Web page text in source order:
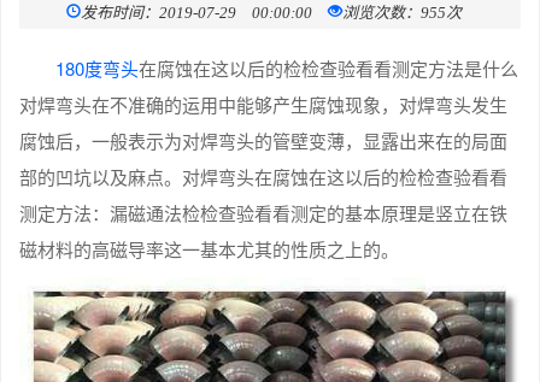
发布时间：2019-07-29 00:00:00 浏览次数：955次
180度弯头在腐蚀在这以后的检检查验看看测定方法是什么
对焊弯头在不准确的运用中能够产生腐蚀现象，对焊弯头发生
腐蚀后，一般表示为对焊弯头的管壁变薄，显露出来在的局面
部的凹坑以及麻点。对焊弯头在腐蚀在这以后的检检查验看看
测定方法：漏磁通法检检查验看看测定的基本原理是竖立在铁
磁材料的高磁导率这一基本尤其的性质之上的。